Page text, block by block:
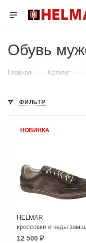
Обувь
Главная — Каталог —
ФИЛЬТР
НОВИНКА
HELMAR
кроссовки и кеды
12 500 ₽